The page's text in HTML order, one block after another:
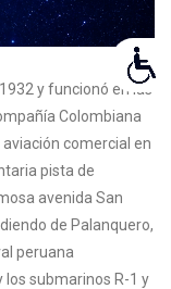
y funcionó en las
Colombiana
comercial en
pista de
avenida San
de Palanquero,
peruana
los submarinos R-1 y